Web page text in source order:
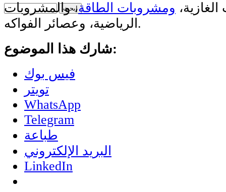
ومشروبات الطاقة، والمشروبات
الرياضية، وعصائر الفواكه.
شارك هذا الموضوع:
فيس بوك
تويتر
WhatsApp
Telegram
طباعة
البريد الإلكتروني
LinkedIn